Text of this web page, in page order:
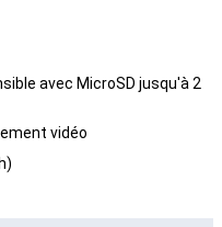
avec MicroSD jusqu'à 2
vidéo